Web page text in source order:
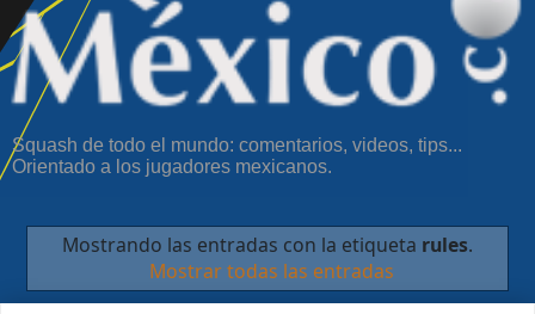
Squash de todo el mundo: comentarios, videos, tips...
Orientado a los jugadores mexicanos.
Mostrando las entradas con la etiqueta rules.
Mostrar todas las entradas